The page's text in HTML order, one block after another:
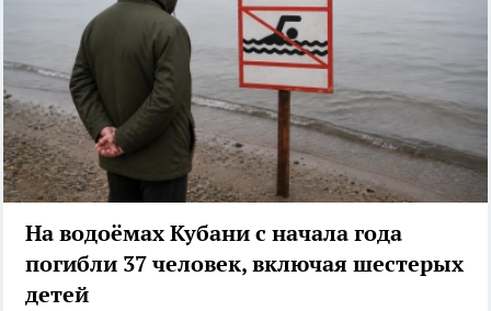
На водоёмах Кубани с начала года
погибли 37 человек, включая шестерых
детей